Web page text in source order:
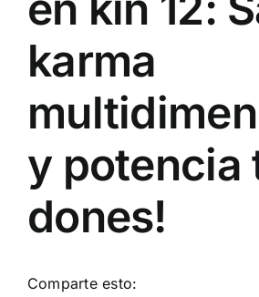
karma
y potencia
dones!
Comparte esto: